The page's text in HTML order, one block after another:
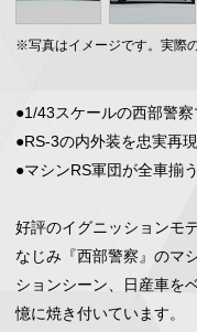
※写真はイメージです。実際
●1/43スケールの西部警察
●RS-3の内外装を忠実再現
●マシンRS軍団が全車揃う
好評のイグニッションモ
なじみ『西部警察』のマ
ションシーン、日産車を
憶に焼き付いています。